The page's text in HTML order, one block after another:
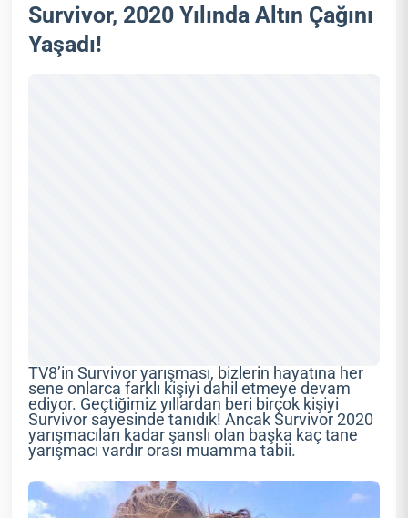
Survivor, 2020 Yılında Altın Çağını
Yaşadı!
TV8’in Survivor yarışması, bizlerin hayatına her
sene onlarca farklı kişiyi dahil etmeye devam
ediyor. Geçtiğimiz yıllardan beri birçok kişiyi
Survivor sayesinde tanıdık! Ancak Survivor 2020
yarışmacıları kadar şanslı olan başka kaç tane
yarışmacı vardır orası muamma tabii.